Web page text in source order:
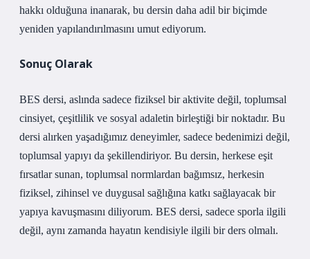
hakkı olduğuna inanarak, bu dersin daha adil bir biçimde
yeniden yapılandırılmasını umut ediyorum.
Sonuç Olarak
BES dersi, aslında sadece fiziksel bir aktivite değil, toplumsal
cinsiyet, çeşitlilik ve sosyal adaletin birleştiği bir noktadır. Bu
dersi alırken yaşadığımız deneyimler, sadece bedenimizi değil,
toplumsal yapıyı da şekillendiriyor. Bu dersin, herkese eşit
fırsatlar sunan, toplumsal normlardan bağımsız, herkesin
fiziksel, zihinsel ve duygusal sağlığına katkı sağlayacak bir
yapıya kavuşmasını diliyorum. BES dersi, sadece sporla ilgili
değil, aynı zamanda hayatın kendisiyle ilgili bir ders olmalı.